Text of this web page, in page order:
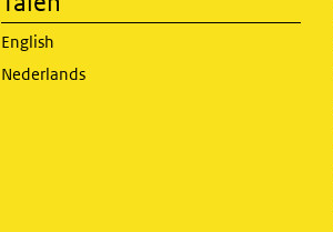
English
Nederlands